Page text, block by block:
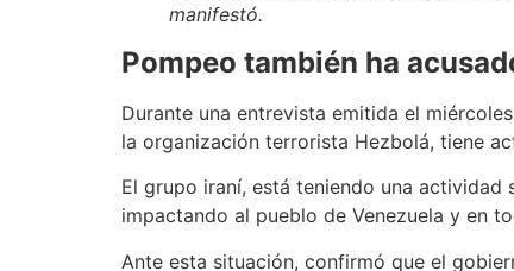
manifestó.
Pompeo también ha
Durante una entrevista emitida el
la organización terrorista Hezbolá, tiene
El grupo iraní, está teniendo una actividad
impactando al pueblo de Venezuela y en
Ante esta situación, confirmó que el